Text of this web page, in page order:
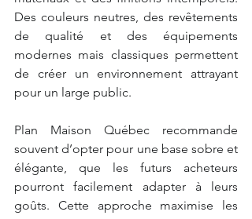
Des couleurs neutres, des revêtements
de qualité et des équipements
modernes mais classiques permettent
de créer un environnement attrayant
pour un large public.
Plan Maison Québec recommande
souvent d’opter pour une base sobre et
élégante, que les futurs acheteurs
pourront facilement adapter à leurs
goûts. Cette approche maximise les